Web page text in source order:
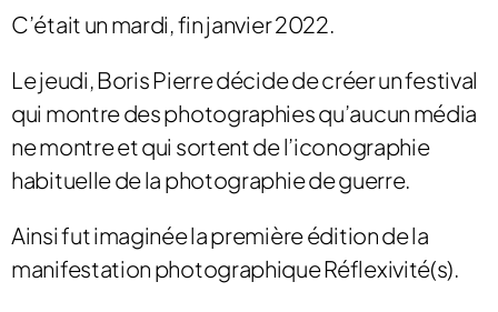
C’était un mardi, fin janvier 2022.
Le jeudi, Boris Pierre décide de créer un festival
qui montre des photographies qu’aucun média
ne montre et qui sortent de l’iconographie
habituelle de la photographie de guerre.
Ainsi fut imaginée la première édition de la
manifestation photographique Réflexivité(s).